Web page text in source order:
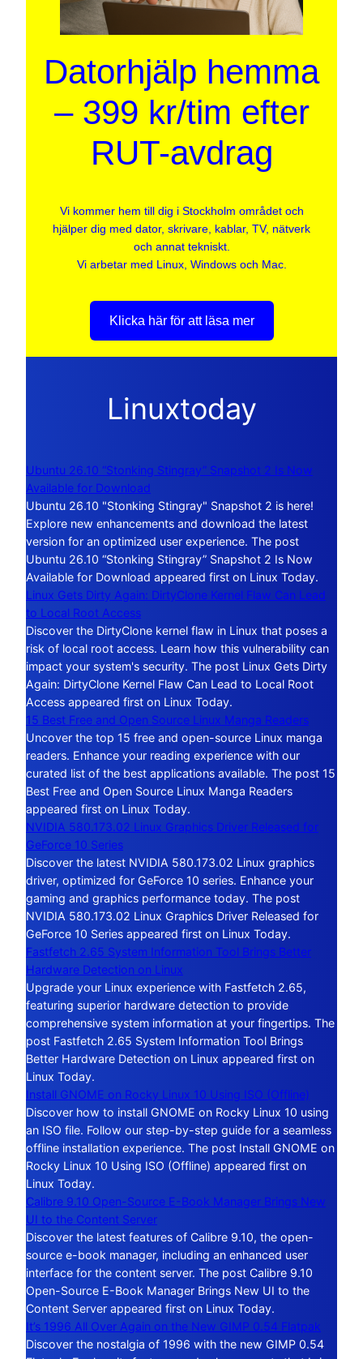
Datorhjälp hemma
– 399 kr/tim efter
RUT-avdrag
Vi kommer hem till dig i Stockholm området och
hjälper dig med dator, skrivare, kablar, TV, nätverk
och annat tekniskt.
Vi arbetar med Linux, Windows och Mac.
Klicka här för att läsa mer
Linuxtoday
Ubuntu 26.10 “Stonking Stingray” Snapshot 2 Is Now
Available for Download
Ubuntu 26.10 "Stonking Stingray" Snapshot 2 is here!
Explore new enhancements and download the latest
version for an optimized user experience. The post
Ubuntu 26.10 “Stonking Stingray” Snapshot 2 Is Now
Available for Download appeared first on Linux Today.
Linux Gets Dirty Again: DirtyClone Kernel Flaw Can Lead
to Local Root Access
Discover the DirtyClone kernel flaw in Linux that poses a
risk of local root access. Learn how this vulnerability can
impact your system's security. The post Linux Gets Dirty
Again: DirtyClone Kernel Flaw Can Lead to Local Root
Access appeared first on Linux Today.
15 Best Free and Open Source Linux Manga Readers
Uncover the top 15 free and open-source Linux manga
readers. Enhance your reading experience with our
curated list of the best applications available. The post 15
Best Free and Open Source Linux Manga Readers
appeared first on Linux Today.
NVIDIA 580.173.02 Linux Graphics Driver Released for
GeForce 10 Series
Discover the latest NVIDIA 580.173.02 Linux graphics
driver, optimized for GeForce 10 series. Enhance your
gaming and graphics performance today. The post
NVIDIA 580.173.02 Linux Graphics Driver Released for
GeForce 10 Series appeared first on Linux Today.
Fastfetch 2.65 System Information Tool Brings Better
Hardware Detection on Linux
Upgrade your Linux experience with Fastfetch 2.65,
featuring superior hardware detection to provide
comprehensive system information at your fingertips. The
post Fastfetch 2.65 System Information Tool Brings
Better Hardware Detection on Linux appeared first on
Linux Today.
Install GNOME on Rocky Linux 10 Using ISO (Offline)
Discover how to install GNOME on Rocky Linux 10 using
an ISO file. Follow our step-by-step guide for a seamless
offline installation experience. The post Install GNOME on
Rocky Linux 10 Using ISO (Offline) appeared first on
Linux Today.
Calibre 9.10 Open-Source E-Book Manager Brings New
UI to the Content Server
Discover the latest features of Calibre 9.10, the open-
source e-book manager, including an enhanced user
interface for the content server. The post Calibre 9.10
Open-Source E-Book Manager Brings New UI to the
Content Server appeared first on Linux Today.
It’s 1996 All Over Again on the New GIMP 0.54 Flatpak
Discover the nostalgia of 1996 with the new GIMP 0.54